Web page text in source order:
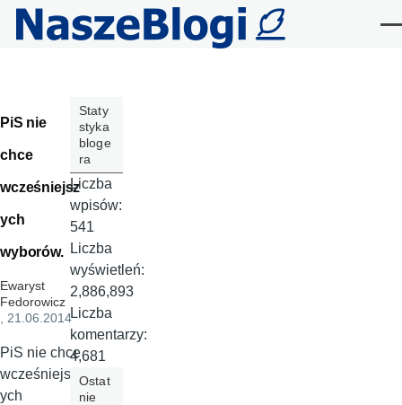
Przejdź do treści
PiS nie
chce
wcześniejsz
ych
wyborów.
Ewaryst
Fedorowicz
, 21.06.2014
PiS nie chce
wcześniejsz
ych
Staty
styka
bloge
ra
Liczba
wpisów:
541
Liczba
wyświetleń:
2,886,893
Liczba
komentarzy:
4,681
Ostat
nie